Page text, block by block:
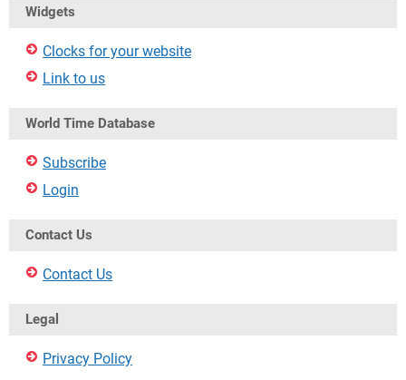
Widgets
Clocks for your website
Link to us
World Time Database
Subscribe
Login
Contact Us
Contact Us
Legal
Privacy Policy